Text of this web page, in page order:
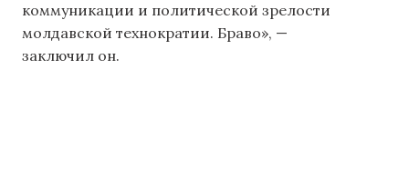
коммуникации и политической зрелости
молдавской технократии. Браво», —
заключил он.